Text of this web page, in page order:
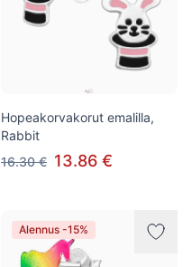
Hopeakorvakorut emalilla,
Rabbit
16.30 € 13.86 €
Alennus -15%